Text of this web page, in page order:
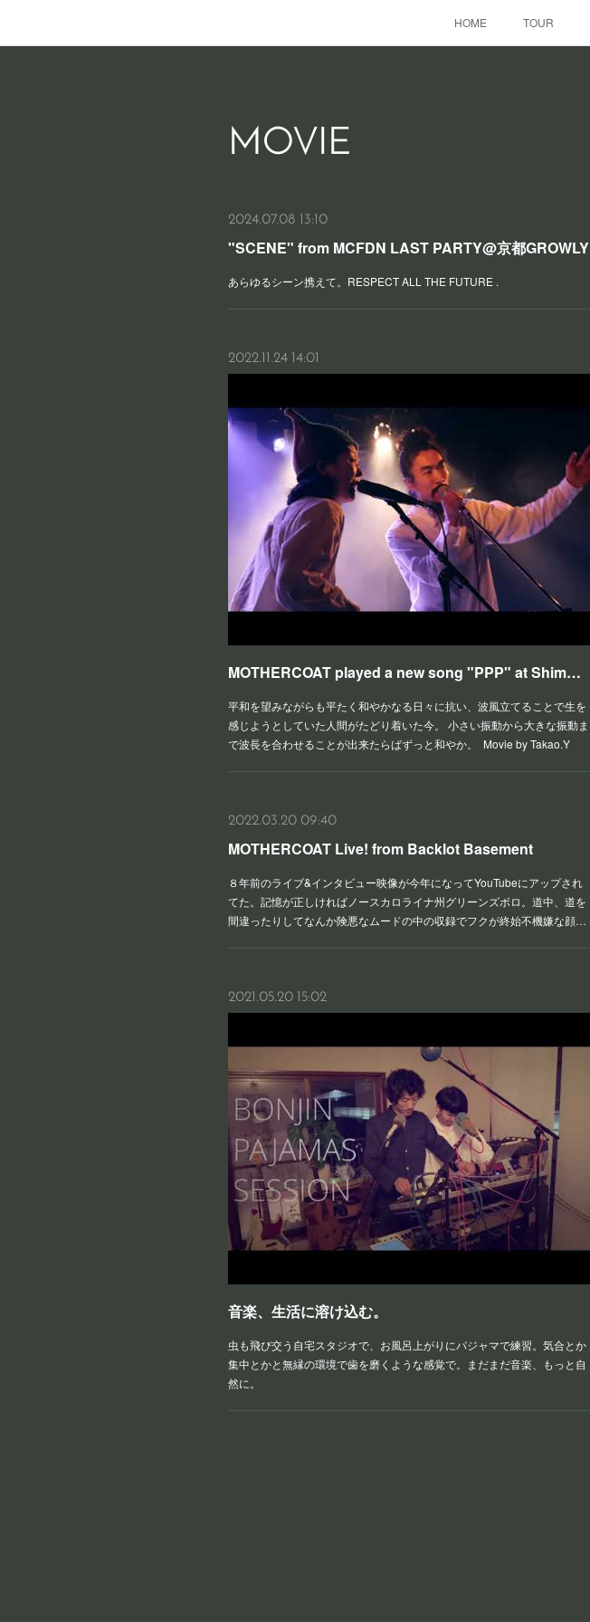
HOME TOUR
MOVIE
2024.07.08 13:10
"SCENE" from MCFDN LAST PARTY@京都GROWLY
あらゆるシーン携えて。RESPECT ALL THE FUTURE .
2022.11.24 14:01
MOTHERCOAT played a new song "PPP" at ShimokitazawaERA!!!
平和を望みながらも平たく和やかなる日々に抗い、波風立てることで生を
感じようとしていた人間がたどり着いた今。 小さい振動から大きな振動ま
で波長を合わせることが出来たらばずっと和やか。 Movie by Takao.Y
2022.03.20 09:40
MOTHERCOAT Live! from Backlot Basement
８年前のライブ&インタビュー映像が今年になってYouTubeにアップされ
てた。記憶が正しければノースカロライナ州グリーンズボロ。道中、道を
間違ったりしてなんか険悪なムードの中の収録でフクが終始不機嫌な顔…
2021.05.20 15:02
音楽、生活に溶け込む。
虫も飛び交う自宅スタジオで、お風呂上がりにパジャマで練習。気合とか
集中とかと無縁の環境で歯を磨くような感覚で。まだまだ音楽、もっと自
然に。